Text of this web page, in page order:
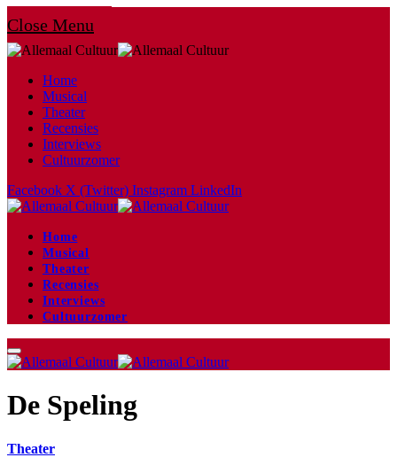
Close Menu
Home
Musical
Theater
Recensies
Interviews
Cultuurzomer
Facebook X (Twitter) Instagram LinkedIn
Home
Musical
Theater
Recensies
Interviews
Cultuurzomer
De Speling
Theater